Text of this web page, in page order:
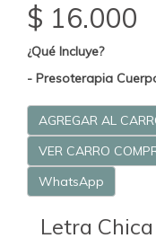
$ 16.000
¿Qué Incluye?
- Presoterapia
AGREGAR AL
VER CARRO
WhatsApp
Letra Chica